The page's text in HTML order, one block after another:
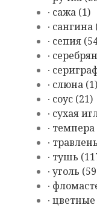
∙ сажа (1)
∙ сангина
∙ сепия
∙
∙
∙ слюна (1)
∙ соус (21)
∙ сухая
∙ темпера
∙
∙ тушь
∙ уголь
∙
∙